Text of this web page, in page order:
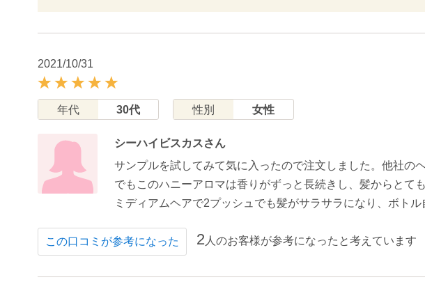
2021/10/31
年代 30代 性別 女性
シーハイビスカスさん
サンプルを試してみて気に入ったので注文しました。他社の
でもこのハニーアロマは香りがずっと長続きし、髪からとて
ミディアムヘアで2プッシュでも髪がサラサラになり、ボト
この口コミが参考になった 2 人のお客様が参考になったと考えています